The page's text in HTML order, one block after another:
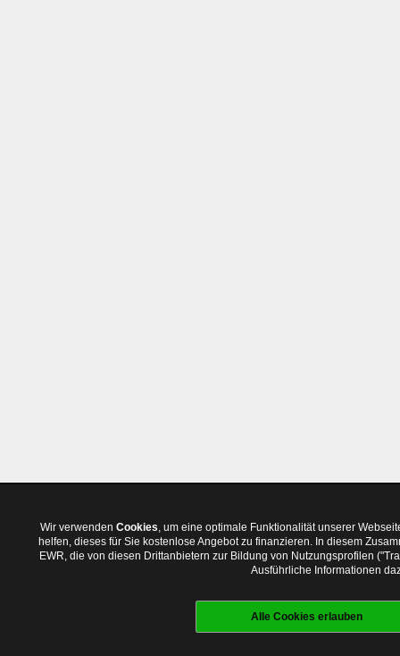
Wir verwenden Cookies, um eine optimale Funktionalität unserer
helfen, dieses für Sie kostenlose Angebot zu finanzieren. In diesem
EWR, die von diesen Drittanbietern zur Bildung von Nutzungsprofilen
Ausführliche Informationen
Alle Cookies erlauben